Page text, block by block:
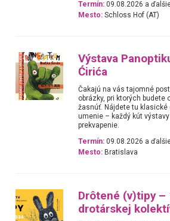
Termín: 09.08.2026 a
Mesto: Schloss Hof (AT)
Výstava
Ćirića
Čakajú na vás tajomné
obrázky, pri ktorých budete
žasnúť. Nájdete tu klasické
umenie – každý kút
prekvapenie.
Termín: 09.08.2026 a
Mesto: Bratislava
Drôtené (v)tipy –
drotárskej